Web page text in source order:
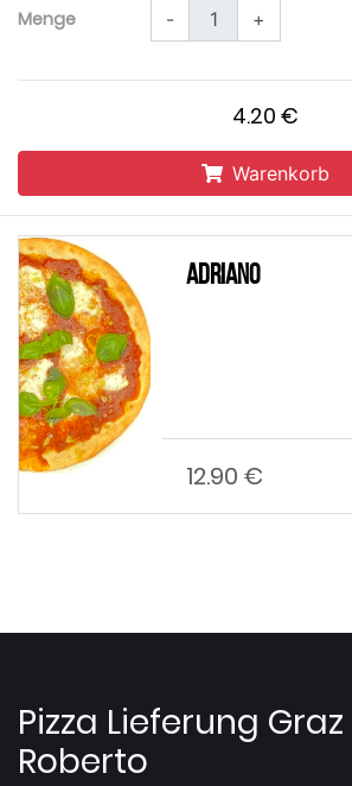
Menge - +
4.20 €
Warenkorb
Adriano
12.90 €
Pizza Lieferung
Roberto